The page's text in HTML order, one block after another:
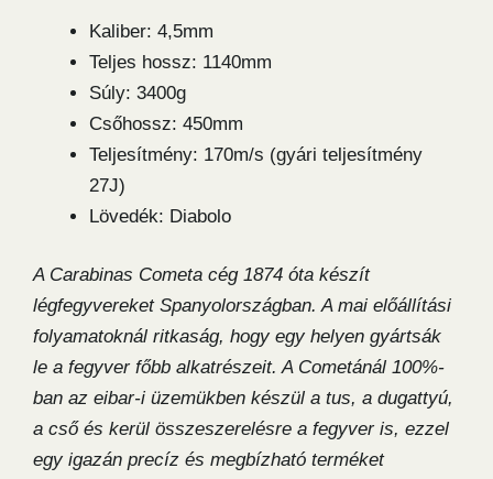
Kaliber: 4,5mm
Teljes hossz: 1140mm
Súly: 3400g
Csőhossz: 450mm
Teljesítmény: 170m/s (gyári teljesítmény
27J)
Lövedék: Diabolo
A Carabinas Cometa cég 1874 óta készít
légfegyvereket Spanyolországban. A mai előállítási
folyamatoknál ritkaság, hogy egy helyen gyártsák
le a fegyver főbb alkatrészeit. A Cometánál 100%-
ban az eibar-i üzemükben készül a tus, a dugattyú,
a cső és kerül összeszerelésre a fegyver is, ezzel
egy igazán precíz és megbízható terméket